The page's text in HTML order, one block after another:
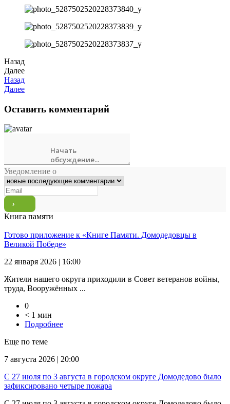
Назад
Далее
Назад
Далее
Оставить комментарий
Уведомление о
Книга памяти
Готово приложение к «Книге Памяти. Домодедовцы в
Великой Победе»
22 января 2026 | 16:00
Жители нашего округа приходили в Совет ветеранов войны,
труда, Вооружённых ...
0
< 1 мин
Подробнее
Еще по теме
7 августа 2026 | 20:00
С 27 июля по 3 августа в городском округе Домодедово было
зафиксировано четыре пожара